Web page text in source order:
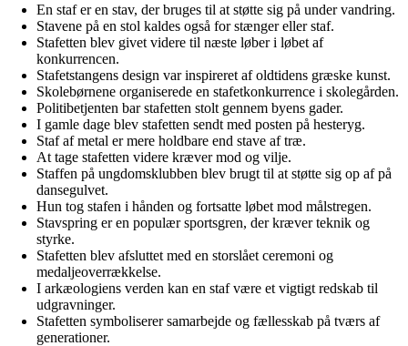
En staf er en stav, der bruges til at støtte sig på under vandring.
Stavene på en stol kaldes også for stænger eller staf.
Stafetten blev givet videre til næste løber i løbet af
konkurrencen.
Stafetstangens design var inspireret af oldtidens græske kunst.
Skolebørnene organiserede en stafetkonkurrence i skolegården.
Politibetjenten bar stafetten stolt gennem byens gader.
I gamle dage blev stafetten sendt med posten på hesteryg.
Staf af metal er mere holdbare end stave af træ.
At tage stafetten videre kræver mod og vilje.
Staffen på ungdomsklubben blev brugt til at støtte sig op af på
dansegulvet.
Hun tog stafen i hånden og fortsatte løbet mod målstregen.
Stavspring er en populær sportsgren, der kræver teknik og
styrke.
Stafetten blev afsluttet med en storslået ceremoni og
medaljeoverrækkelse.
I arkæologiens verden kan en staf være et vigtigt redskab til
udgravninger.
Stafetten symboliserer samarbejde og fællesskab på tværs af
generationer.